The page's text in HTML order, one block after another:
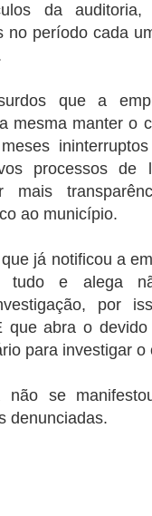
da auditoria,
no período cada
que a
mesma manter o
processos de
mais
ao município.
já notificou a
tudo e alega
por
que abra o devido
para investigar o
não se
denunciadas.